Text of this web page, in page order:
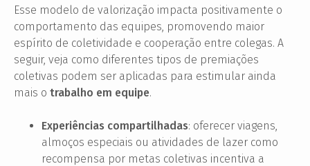
Esse modelo de valorização impacta positivamente o
comportamento das equipes, promovendo maior
espírito de coletividade e cooperação entre colegas. A
seguir, veja como diferentes tipos de premiações
coletivas podem ser aplicadas para estimular ainda
mais o trabalho em equipe.
Experiências compartilhadas: oferecer viagens,
almoços especiais ou atividades de lazer como
recompensa por metas coletivas incentiva a